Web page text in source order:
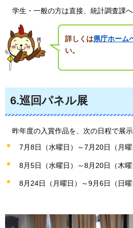
学生・一般の方は直接、統計調査課へ
詳しくは県庁ホーム
い。
6.巡回パネル展
昨年度の入賞作品を、次の日程で展示
7月8日（水曜日）～7月20日（月曜
8月5日（水曜日）～8月20日（木曜
8月24日（月曜日）～9月6日（日曜